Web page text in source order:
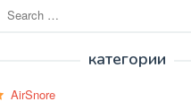
for:
категории
AirSnore